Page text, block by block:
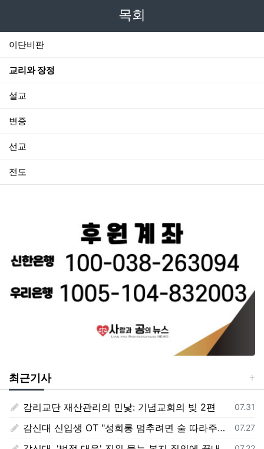
목회
이단비판
교리와 장정
설교
변증
선교
전도
최근기사
등록일
07.31
감리교단 재산관리의 민낯: 기념교회의 빚 2편
등록일
07.27
감신대 신입생 OT "성희롱 멈추려면 술 따라주기"